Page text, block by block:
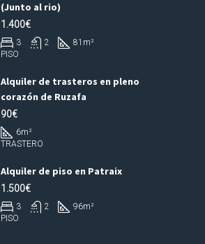
(Junto al rio)
1.400€
3 2 81 m²
PISO
Alquiler de trasteros en pleno
corazón de Ruzafa
90€
6m²
TRASTERO
Alquiler de piso en Patraix
1.500€
3 2 96m²
PISO